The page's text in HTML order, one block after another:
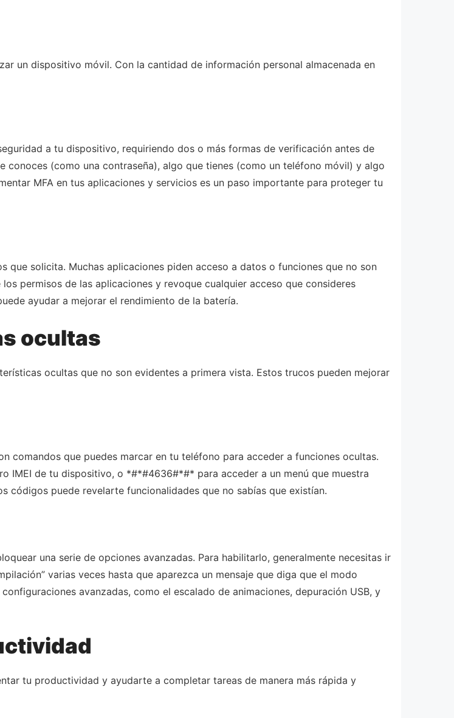
un dispositivo móvil. Con la cantidad de información personal almacenada en
a tu dispositivo, requiriendo dos o más formas de verificación antes de
conoces (como una contraseña), algo que tienes (como un teléfono móvil) y algo
MFA en tus aplicaciones y servicios es un paso importante para proteger tu
que solicita. Muchas aplicaciones piden acceso a datos o funciones que no son
permisos de las aplicaciones y revoque cualquier acceso que consideres
ayudar a mejorar el rendimiento de la batería.
ocultas
ocultas que no son evidentes a primera vista. Estos trucos pueden mejorar
comandos que puedes marcar en tu teléfono para acceder a funciones ocultas.
IMEI de tu dispositivo, o *#*#4636#*#* para acceder a un menú que muestra
puede revelarte funcionalidades que no sabías que existían.
una serie de opciones avanzadas. Para habilitarlo, generalmente necesitas ir
varias veces hasta que aparezca un mensaje que diga que el modo
avanzadas, como el escalado de animaciones, depuración USB, y
tu productividad y ayudarte a completar tareas de manera más rápida y